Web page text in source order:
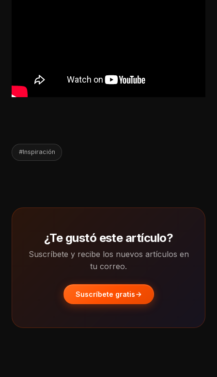
#Inspiración
¿Te gustó este artículo?
Suscríbete y recibe los nuevos artículos en
tu correo.
Suscríbete gratis